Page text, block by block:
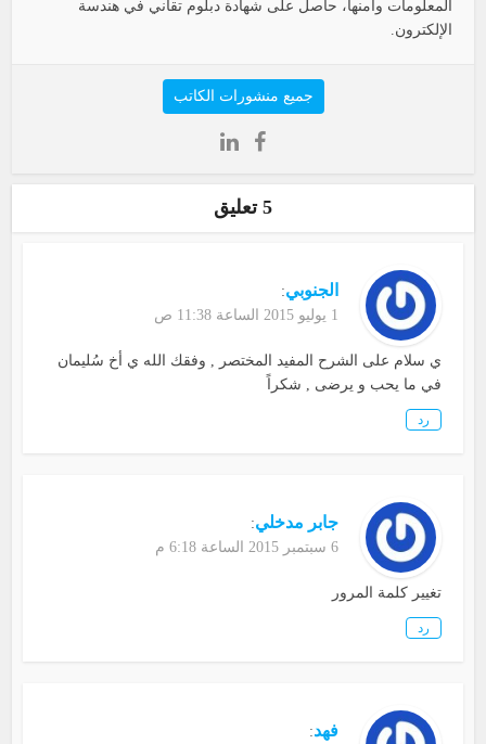
المعلومات وأمنها، حاصل على شهادة دبلوم تقاني في هندسة
الإلكترون.
جميع منشورات الكاتب
5 تعليق
الجنوبي:
1 يوليو 2015 الساعة 11:38 ص
ي سلام على الشرح المفيد المختصر , وفقك الله ي أخ سُليمان
في ما يحب و يرضى , شكراً
رد
جابر مدخلي:
6 سبتمبر 2015 الساعة 6:18 م
تغيير كلمة المرور
رد
فهد: